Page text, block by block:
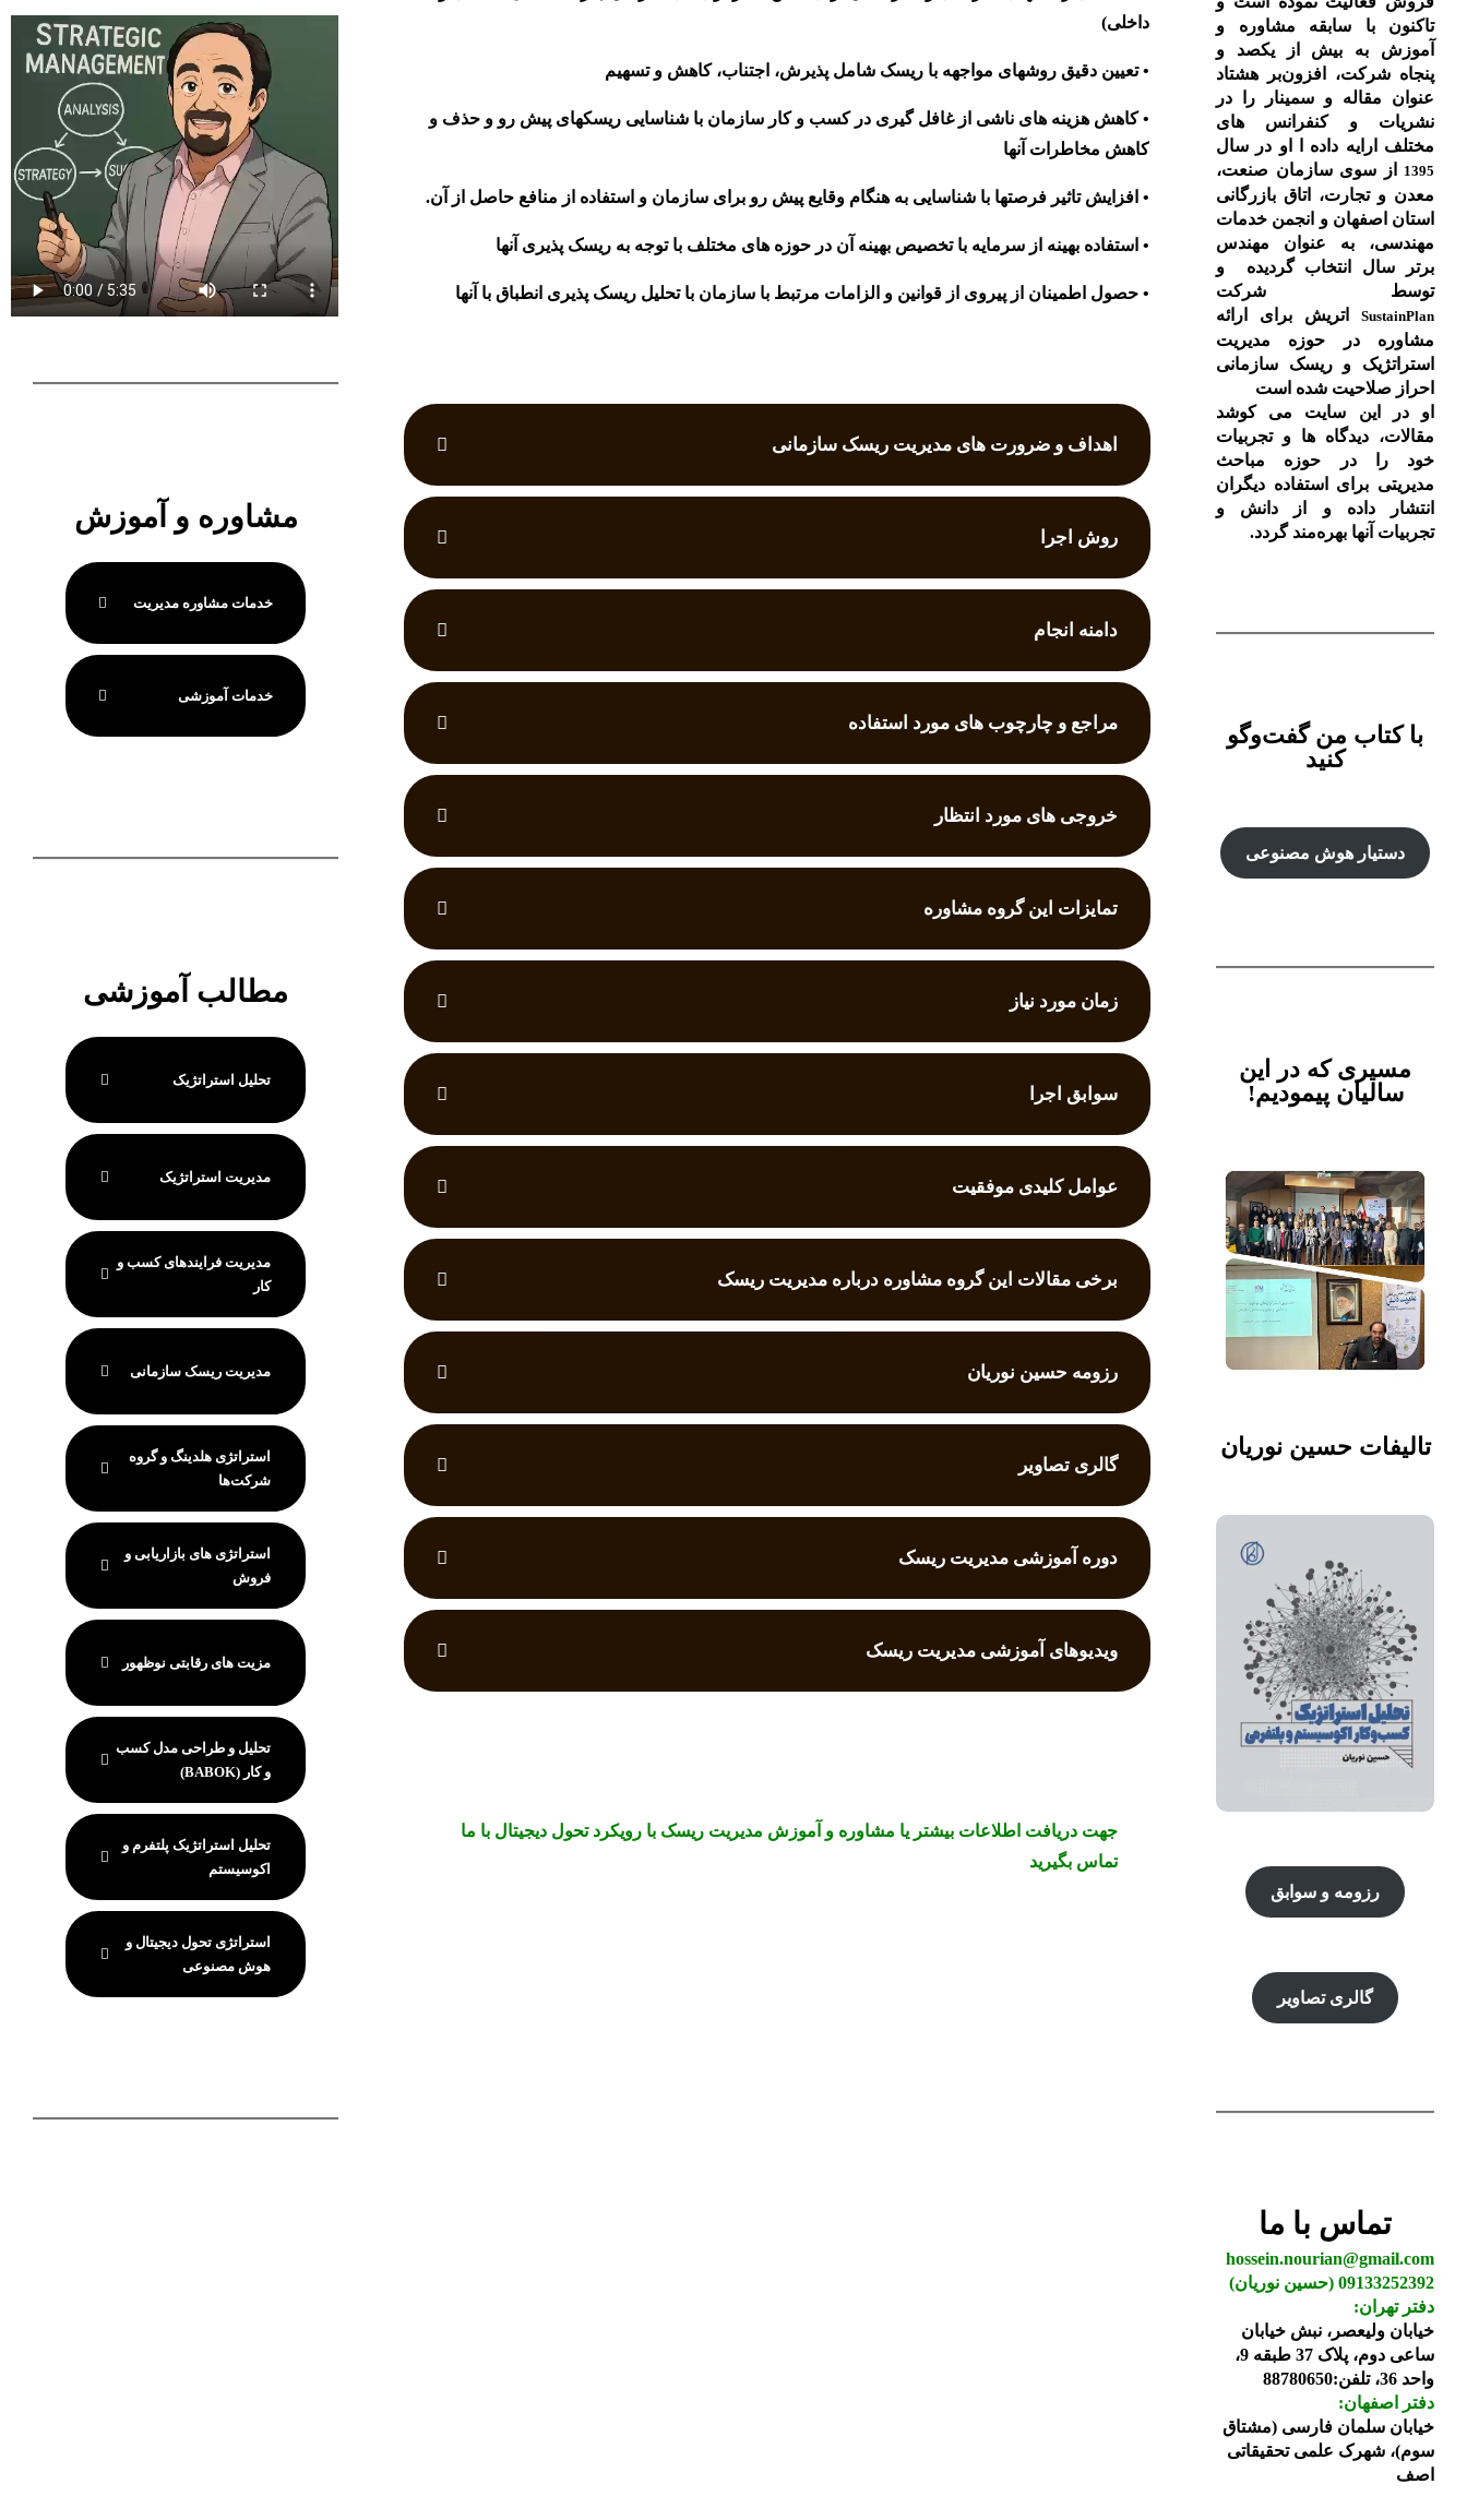
داخلی)
• تعیین دقیق روشهای مواجهه با ریسک شامل پذیرش، اجتناب، کاهش و تسهیم
• کاهش هزینه های ناشی از غافل گیری در کسب و کار سازمان با شناسایی ریسکهای پیش رو و حذف و
کاهش مخاطرات آنها
• افزایش تاثیر فرصتها با شناسایی به هنگام وقایع پیش رو برای سازمان و استفاده از منافع حاصل از آن.
• استفاده بهینه از سرمایه با تخصیص بهینه آن در حوزه های مختلف با توجه به ریسک پذیری آنها
• حصول اطمینان از پیروی از قوانین و الزامات مرتبط با سازمان با تحلیل ریسک پذیری انطباق با آنها
اهداف و ضرورت های مدیریت ریسک سازمانی
روش اجرا
دامنه انجام
مراجع و چارچوب های مورد استفاده
خروجی های مورد انتظار
تمایزات این گروه مشاوره
زمان مورد نیاز
سوابق اجرا
عوامل کلیدی موفقیت
برخی مقالات این گروه مشاوره درباره مدیریت ریسک
رزومه حسین نوریان
گالری تصاویر
دوره آموزشی مدیریت ریسک
ویدیوهای آموزشی مدیریت ریسک
جهت دریافت اطلاعات بیشتر یا مشاوره و آموزش مدیریت ریسک با رویکرد تحول دیجیتال با ما
تماس بگیرید
مشاوره و آموزش
خدمات مشاوره مدیریت
خدمات آموزشی
مطالب آموزشی
تحلیل استراتژیک
مدیریت استراتژیک
مدیریت فرایندهای کسب و
کار
مدیریت ریسک سازمانی
استراتژی هلدینگ و گروه
شرکت‌ها
استراتژی های بازاریابی و
فروش
مزیت های رقابتی نوظهور
تحلیل و طراحی مدل کسب
و کار (BABOK)
تحلیل استراتژیک پلتفرم و
اکوسیستم
استراتژی تحول دیجیتال و
هوش مصنوعی
تاکنون با سابقه مشاوره و
آموزش به بیش از یکصد و
پنجاه شرکت، افزون‌بر هشتاد
عنوان مقاله و سمینار را در
نشریات و کنفرانس های
مختلف ارایه داده ا او در سال
1395
از سوی سازمان صنعت،
معدن و تجارت، اتاق بازرگانی
استان اصفهان و انجمن خدمات
مهندسی، به عنوان مهندس
برتر سال انتخاب گردیده و
توسط شرکت
SustainPlan اتریش برای ارائه
مشاوره در حوزه مدیریت
استراتژیک و ریسک سازمانی
احراز صلاحیت شده است
او در این سایت می کوشد
مقالات، دیدگاه ها و تجربیات
خود را در حوزه مباحث
مدیریتی برای استفاده دیگران
انتشار داده و از دانش و
تجربیات آنها بهره‌مند گردد.
با کتاب من گفت‌‌وگو
کنید
دستیار هوش‌ مصنوعی
مسیری که در این
سالیان پیمودیم!
تالیفات حسین نوریان
رزومه و سوابق
گالری تصاویر
تماس با ما
hossein.nourian@gmail.com
09133252392 (حسین نوریان)
دفتر تهران:
خیابان ولیعصر، نبش خیابان
ساعی دوم، پلاک 37 طبقه 9،
واحد 36، تلفن:88780650
دفتر اصفهان:
خیابان سلمان فارسی (مشتاق
سوم)، شهرک علمی تحقیقاتی
اصف